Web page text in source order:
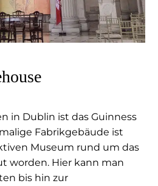
in Dublin ist das Guinness
Fabrikgebäude ist
Museum rund um das
worden. Hier kann man
bis hin zur